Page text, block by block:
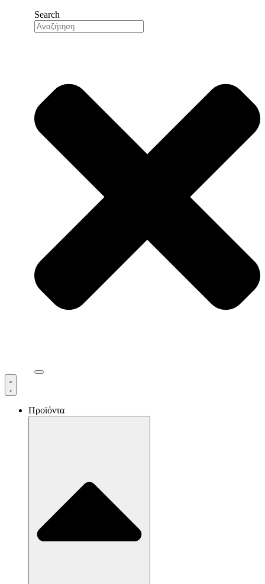
ΟΙ ΑΝΘΡΩΠΟΙ ΜΑΣ
ΤΟ ΔΙΚΤΥΟ ΕΞΑΓΩΓΩΝ ΜΑΣ
ΠΑΡΑΓΩΓΗ
ΑΥΤΟΜΑΤΙΣΜΟΙ &
ΕΥΕΛΙΞΙΑ &
LOGISTIC CENTER
ΕΓΚΑΤΑΣΤΑΣΕΙΣ ΞΗΡΩΝ
Search
Προϊόντα